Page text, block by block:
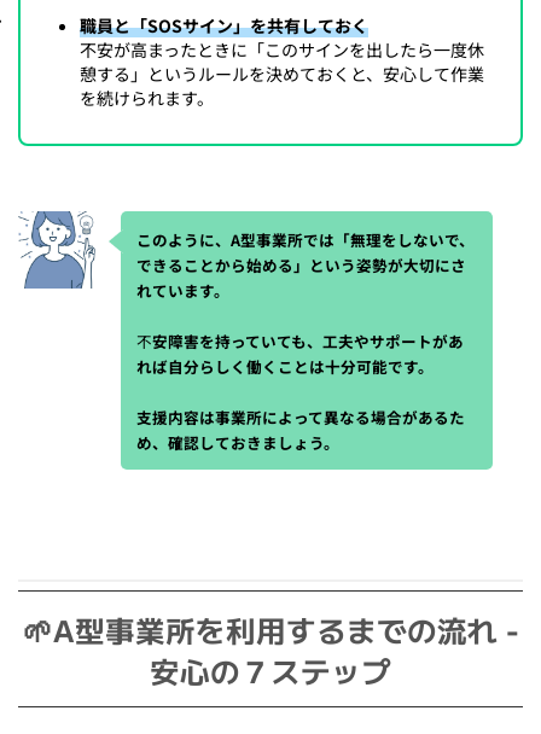
職員と「SOSサイン」を共有しておく
不安が高まったときに「このサインを出したら一度休
憩する」というルールを決めておくと、安心して作業
を続けられます。
このように、A型事業所では「無理をしないで、
できることから始める」という姿勢が大切にさ
れています。
不安障害を持っていても、工夫やサポートがあ
れば自分らしく働くことは十分可能です。
支援内容は事業所によって異なる場合があるた
め、確認しておきましょう。
🌱A型事業所を利用するまでの流れ -
安心の７ステップ